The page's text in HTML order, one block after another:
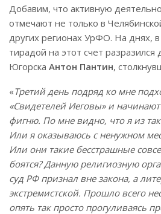
Добавим, что активную
отмечают не только в
других регионах УрФО. На днях,
тирадой на этот счет разразился
Югорска Антон Пантин,
«Третий день подряд ко мне
«Свидетелей Иеговы» и
фигню. По мне видно, что я из
Или я оказываюсь с ненужном
Или они такие бесстрашные
боятся? Данную религиозную
суд РФ признал вне закона, а
экстремистской. Прошло всего
опять так просто прогуливаясь